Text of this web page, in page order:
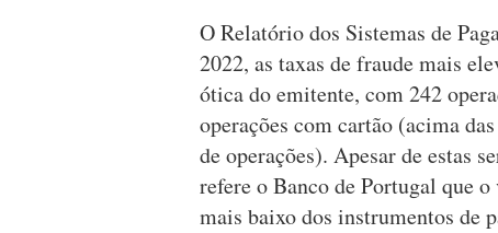
O Relatório dos Sistemas de
2022, as taxas de fraude mais
ótica do emitente, com 242
operações com cartão (acima
de operações). Apesar de estas
refere o Banco de Portugal que
mais baixo dos instrumentos de